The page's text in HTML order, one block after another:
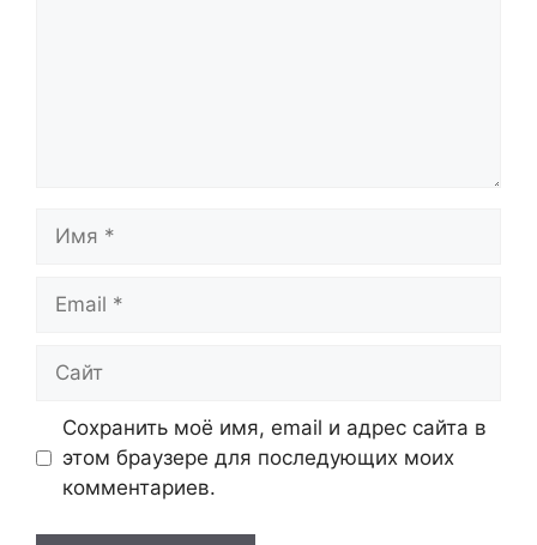
Имя
Email
Сайт
Сохранить моё имя, email и адрес сайта в
этом браузере для последующих моих
комментариев.